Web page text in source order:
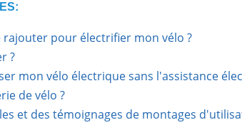
rajouter pour électrifier mon vélo ?
?
mon vélo électrique sans l'assistance
de vélo ?
et des témoignages de montages